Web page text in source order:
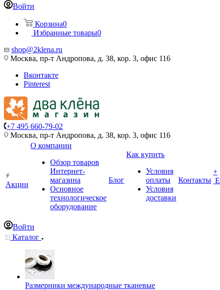
Войти
Корзина0
Избранные товары0
shop@2klena.ru
Москва, пр-т Андропова, д. 38, кор. 3, офис 116
Вконтакте
Pinterest
+7 495 660-79-02
Москва, пр-т Андропова, д. 38, кор. 3, офис 116
Акции
О компании
Обзор товаров
Интернет-
магазина
Основное
технологическое
оборудование
Блог
Как купить
Условия
оплаты
Условия
доставки
Контакты
+
Войти
Каталог
Размерники международные тканевые